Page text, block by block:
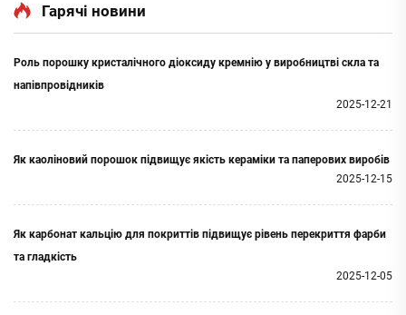
Гарячі новини
Роль порошку кристалічного діоксиду кремнію у виробництві скла та
напівпровідників
2025-12-21
Як каоліновий порошок підвищує якість кераміки та паперових виробів
2025-12-15
Як карбонат кальцію для покриттів підвищує рівень перекриття фарби
та гладкість
2025-12-05